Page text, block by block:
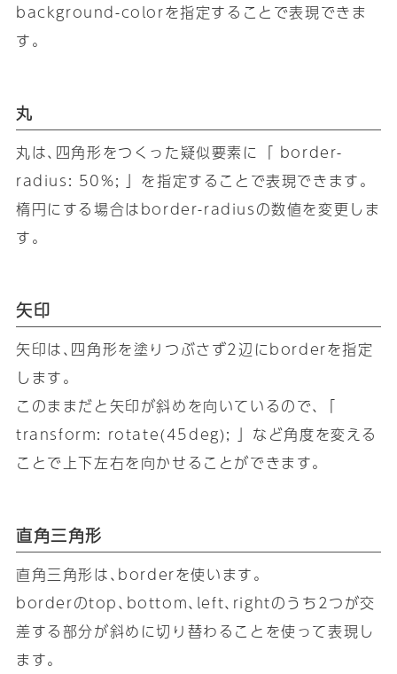
background-colorを指定することで表現できま
す｡
丸
丸は､四角形をつくった疑似要素に「 border-
radius: 50%; 」を指定することで表現できます｡
楕円にする場合はborder-radiusの数値を変更しま
す｡
矢印
矢印は､四角形を塗りつぶさず2辺にborderを指定
します｡
このままだと矢印が斜めを向いているので､「
transform: rotate(45deg); 」など角度を変える
ことで上下左右を向かせることができます｡
直角三角形
直角三角形は､borderを使います｡
borderのtop､bottom､left､rightのうち2つが交
差する部分が斜めに切り替わることを使って表現し
ます｡